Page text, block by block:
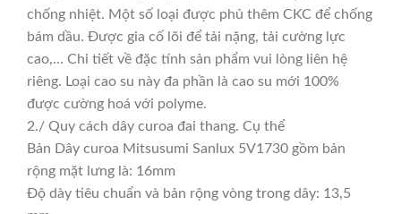
chống nhiệt. Một số loại được phủ thêm CKC để chống
bám dầu. Được gia cố lõi để tải nặng, tải cường lực
cao,… Chi tiết về đặc tính sản phẩm vui lòng liên hệ
riêng. Loại cao su này đa phần là cao su mới 100%
được cường hoá với polyme.
2./ Quy cách dây curoa đai thang. Cụ thể
Bản Dây curoa Mitsusumi Sanlux 5V1730 gồm bản
rộng mặt lưng là: 16mm
Độ dày tiêu chuẩn và bản rộng vòng trong dây: 13,5